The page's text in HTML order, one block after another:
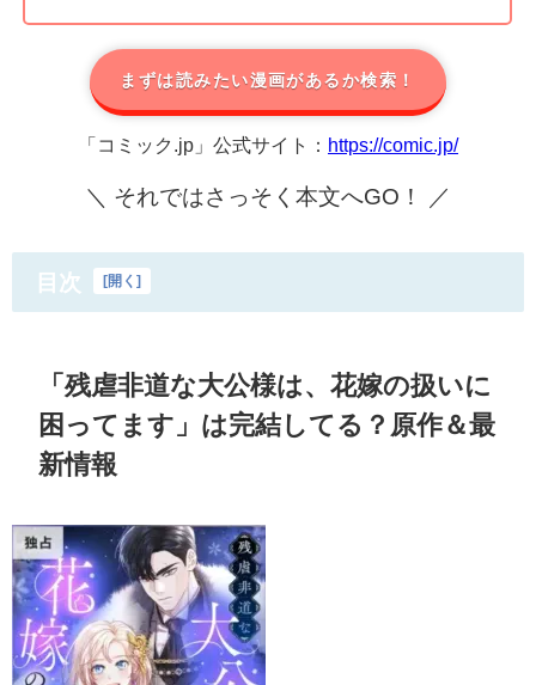
まずは読みたい漫画があるか検索！
「コミック.jp」公式サイト： https://comic.jp/
＼ それではさっそく本文へGO！ ／
目次 開く
「残虐非道な大公様は、花嫁の扱いに
困ってます」は完結してる？原作＆最
新情報